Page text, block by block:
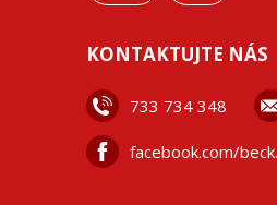
KONTAKTUJTE NÁS
733 734 348
facebook.com/